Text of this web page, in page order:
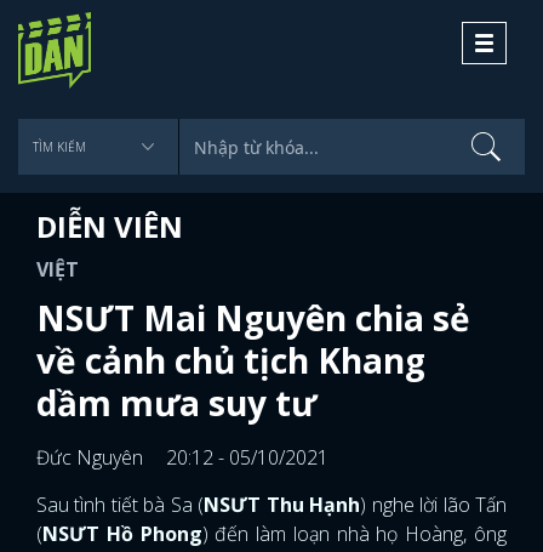
Toggle
DIỄN VIÊN
VIỆT
NSƯT Mai Nguyên chia sẻ
về cảnh chủ tịch Khang
dầm mưa suy tư
Đức Nguyên
20:12 - 05/10/2021
Sau tình tiết bà Sa (NSƯT Thu Hạnh) nghe lời lão Tấn
(NSƯT Hồ Phong) đến làm loạn nhà họ Hoàng, ông